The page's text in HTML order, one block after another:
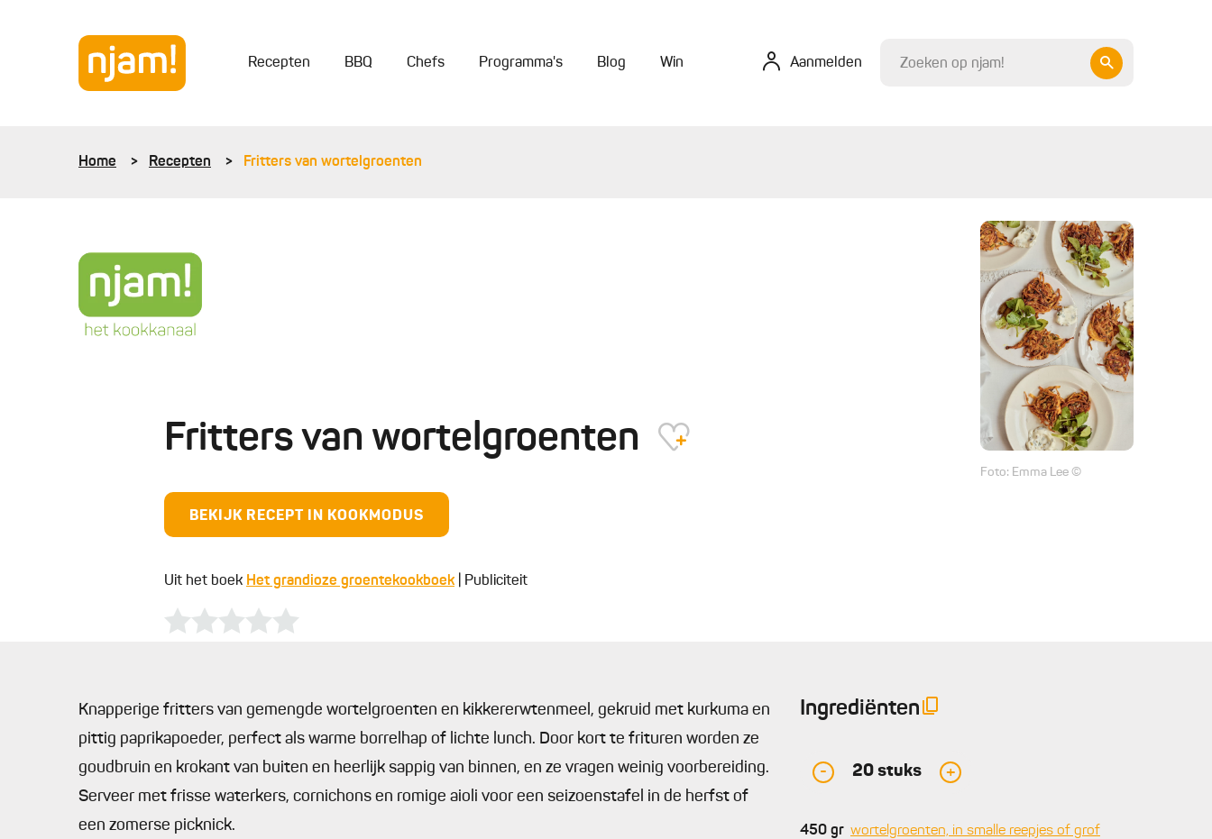
Recepten BBQ Chefs Programma's Blog Win Aanmelden
Home Recepten Fritters van wortelgroenten
Fritters van wortelgroenten
BEKIJK RECEPT IN KOOKMODUS
Uit het boek Het grandioze groentekookboek | Publiciteit
Foto: Emma Lee ©
Ingrediënten
- 20 stuks +
450 gr wortelgroenten, in smalle reepjes of grof
Knapperige fritters van gemengde wortelgroenten en kikkererwtenmeel, gekruid met kurkuma en
pittig paprikapoeder, perfect als warme borrelhap of lichte lunch. Door kort te frituren worden ze
goudbruin en krokant van buiten en heerlijk sappig van binnen, en ze vragen weinig voorbereiding.
Serveer met frisse waterkers, cornichons en romige aioli voor een seizoenstafel in de herfst of
een zomerse picknick.